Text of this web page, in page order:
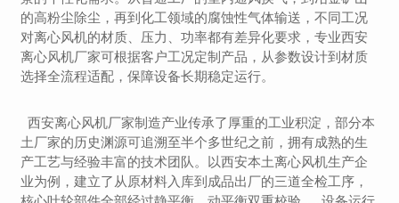
的高粉尘除尘，再到化工领域的腐蚀性气体输送，不同工况
对离心风机的材质、压力、功率都有差异化要求，专业西安
离心风机厂家可根据客户工况定制产品，从参数设计到材质
选择全流程适配，保障设备长期稳定运行。
西安离心风机厂家制造产业传承了厚重的工业积淀，部分本
土厂家的历史渊源可追溯至半个多世纪之前，拥有成熟的生
产工艺与经验丰富的技术团队。以西安本土离心风机生产企
业为例，建立了从原材料入库到成品出厂的三道全检工序，